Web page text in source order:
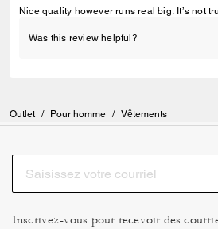
Nice quality however runs real big. It’s not
Was this review helpful?
Outlet / Pour homme / Vêtements
Inscrivez-vous pour recevoir des